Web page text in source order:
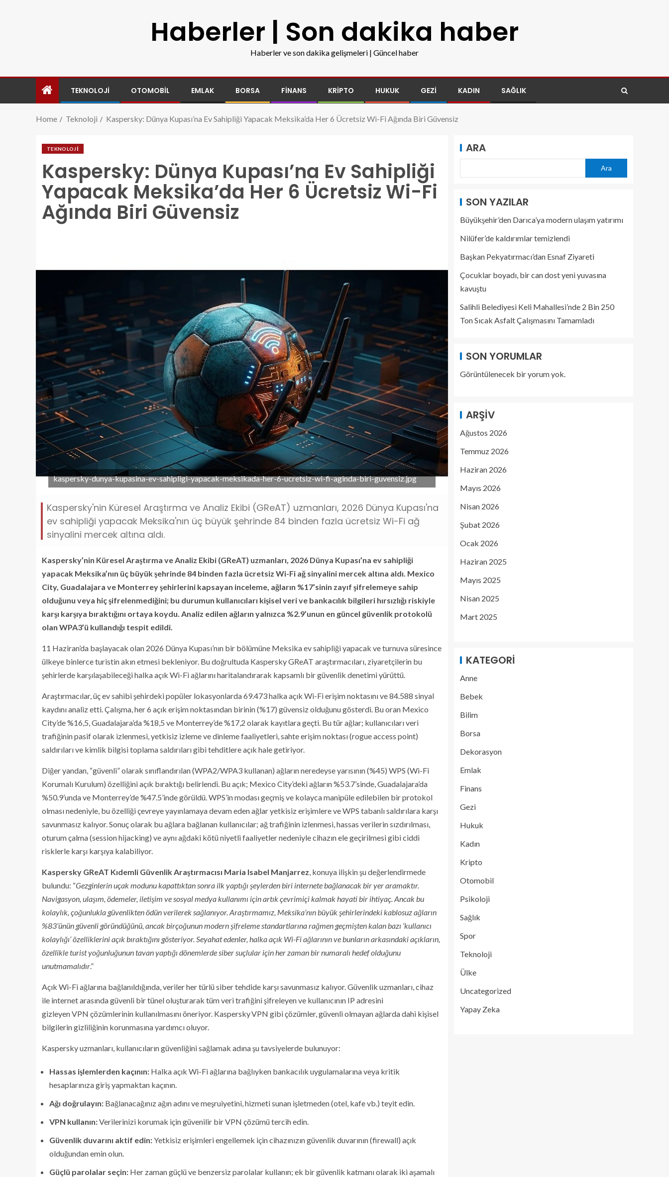
Haberler | Son dakika haber
Haberler ve son dakika gelişmeleri | Güncel haber
TEKNOLOJI OTOMOBIL EMLAK BORSA FINANS KRIPTO HUKUK GEZI KADIN SAĞLIK
Home Teknoloji Kaspersky: Dünya Kupası’na Ev Sahipliği Yapacak Meksika’da Her 6 Ücretsiz Wi-Fi Ağında Biri Güvensiz
TEKNOLOJI
Kaspersky: Dünya Kupası’na Ev Sahipliği
Yapacak Meksika’da Her 6 Ücretsiz Wi-Fi
Ağında Biri Güvensiz
kaspersky-dunya-kupasina-ev-sahipligi-yapacak-meksikada-her-6-ucretsiz-wi-fi-aginda-biri-guvensiz.jpg
Kaspersky'nin Küresel Araştırma ve Analiz Ekibi (GReAT) uzmanları, 2026 Dünya Kupası'na
ev sahipliği yapacak Meksika'nın üç büyük şehrinde 84 binden fazla ücretsiz Wi-Fi ağ
sinyalini mercek altına aldı.
Kaspersky’nin Küresel Araştırma ve Analiz Ekibi (GReAT) uzmanları, 2026 Dünya Kupası’na ev sahipliği
yapacak Meksika’nın üç büyük şehrinde 84 binden fazla ücretsiz Wi-Fi ağ sinyalini mercek altına aldı. Mexico
City, Guadalajara ve Monterrey şehirlerini kapsayan inceleme, ağların %17’sinin zayıf şifrelemeye sahip
olduğunu veya hiç şifrelenmediğini; bu durumun kullanıcıları kişisel veri ve bankacılık bilgileri hırsızlığı riskiyle
karşı karşıya bıraktığını ortaya koydu. Analiz edilen ağların yalnızca %2.9’unun en güncel güvenlik protokolü
olan WPA3’ü kullandığı tespit edildi.
11 Haziran’da başlayacak olan 2026 Dünya Kupası’nın bir bölümüne Meksika ev sahipliği yapacak ve turnuva süresince
ülkeye binlerce turistin akın etmesi bekleniyor. Bu doğrultuda Kaspersky GReAT araştırmacıları, ziyaretçilerin bu
şehirlerde karşılaşabileceği halka açık Wi-Fi ağlarını haritalandırarak kapsamlı bir güvenlik denetimi yürüttü.
Araştırmacılar, üç ev sahibi şehirdeki popüler lokasyonlarda 69.473 halka açık Wi-Fi erişim noktasını ve 84.588 sinyal
kaydını analiz etti. Çalışma, her 6 açık erişim noktasından birinin (%17) güvensiz olduğunu gösterdi. Bu oran Mexico
City’de %16,5, Guadalajara’da %18,5 ve Monterrey’de %17,2 olarak kayıtlara geçti. Bu tür ağlar; kullanıcıları veri
trafiğinin pasif olarak izlenmesi, yetkisiz izleme ve dinleme faaliyetleri, sahte erişim noktası (rogue access point)
saldırıları ve kimlik bilgisi toplama saldırıları gibi tehditlere açık hale getiriyor.
Diğer yandan, “güvenli” olarak sınıflandırılan (WPA2/WPA3 kullanan) ağların neredeyse yarısının (%45) WPS (Wi-Fi
Korumalı Kurulum) özelliğini açık bıraktığı belirlendi. Bu açık; Mexico City’deki ağların %53.7’sinde, Guadalajara’da
%50.9’unda ve Monterrey’de %47.5’inde görüldü. WPS’in modası geçmiş ve kolayca manipüle edilebilen bir protokol
olması nedeniyle, bu özelliği çevreye yayınlamaya devam eden ağlar yetkisiz erişimlere ve WPS tabanlı saldırılara karşı
savunmasız kalıyor. Sonuç olarak bu ağlara bağlanan kullanıcılar; ağ trafiğinin izlenmesi, hassas verilerin sızdırılması,
oturum çalma (session hijacking) ve aynı ağdaki kötü niyetli faaliyetler nedeniyle cihazın ele geçirilmesi gibi ciddi
risklerle karşı karşıya kalabiliyor.
Kaspersky GReAT Kıdemli Güvenlik Araştırmacısı Maria Isabel Manjarrez, konuya ilişkin şu değerlendirmede
bulundu: “Gezginlerin uçak modunu kapattıktan sonra ilk yaptığı şeylerden biri internete bağlanacak bir yer aramaktır.
Navigasyon, ulaşım, ödemeler, iletişim ve sosyal medya kullanımı için artık çevrimiçi kalmak hayati bir ihtiyaç. Ancak bu
kolaylık, çoğunlukla güvenlikten ödün verilerek sağlanıyor. Araştırmamız, Meksika’nın büyük şehirlerindeki kablosuz ağların
%83’ünün güvenli göründüğünü, ancak birçoğunun modern şifreleme standartlarına rağmen geçmişten kalan bazı ‘kullanıcı
kolaylığı’ özelliklerini açık bıraktığını gösteriyor. Seyahat edenler, halka açık Wi-Fi ağlarının ve bunların arkasındaki açıkların,
özellikle turist yoğunluğunun tavan yaptığı dönemlerde siber suçlular için her zaman bir numaralı hedef olduğunu
unutmamalıdır.”
Açık Wi-Fi ağlarına bağlanıldığında, veriler her türlü siber tehdide karşı savunmasız kalıyor. Güvenlik uzmanları, cihaz
ile internet arasında güvenli bir tünel oluşturarak tüm veri trafiğini şifreleyen ve kullanıcının IP adresini
gizleyen VPN çözümlerinin kullanılmasını öneriyor. Kaspersky VPN gibi çözümler, güvenli olmayan ağlarda dahi kişisel
bilgilerin gizliliğinin korunmasına yardımcı oluyor.
Kaspersky uzmanları, kullanıcıların güvenliğini sağlamak adına şu tavsiyelerde bulunuyor:
Hassas işlemlerden kaçının: Halka açık Wi-Fi ağlarına bağlıyken bankacılık uygulamalarına veya kritik
hesaplarınıza giriş yapmaktan kaçının.
Ağı doğrulayın: Bağlanacağınız ağın adını ve meşruiyetini, hizmeti sunan işletmeden (otel, kafe vb.) teyit edin.
VPN kullanın:Verilerinizi korumak için güvenilir bir VPN çözümü tercih edin.
Güvenlik duvarını aktif edin:Yetkisiz erişimleri engellemek için cihazınızın güvenlik duvarının (firewall) açık
olduğundan emin olun.
Güçlü parolalar seçin: Her zaman güçlü ve benzersiz parolalar kullanın; ek bir güvenlik katmanı olarak iki aşamalı
ARA
Ara
SON YAZILAR
Büyükşehir’den Darıca’ya modern ulaşım yatırımı
Nilüfer’de kaldırımlar temizlendi
Başkan Pekyatırmacı’dan Esnaf Ziyareti
Çocuklar boyadı, bir can dost yeni yuvasına
kavuştu
Salihli Belediyesi Keli Mahallesi’nde 2 Bin 250
Ton Sıcak Asfalt Çalışmasını Tamamladı
SON YORUMLAR
Görüntülenecek bir yorum yok.
ARŞIV
Ağustos 2026
Temmuz 2026
Haziran 2026
Mayıs 2026
Nisan 2026
Şubat 2026
Ocak 2026
Haziran 2025
Mayıs 2025
Nisan 2025
Mart 2025
KATEGORI
Anne
Bebek
Bilim
Borsa
Dekorasyon
Emlak
Finans
Gezi
Hukuk
Kadın
Kripto
Otomobil
Psikoloji
Sağlık
Spor
Teknoloji
Ülke
Uncategorized
Yapay Zeka